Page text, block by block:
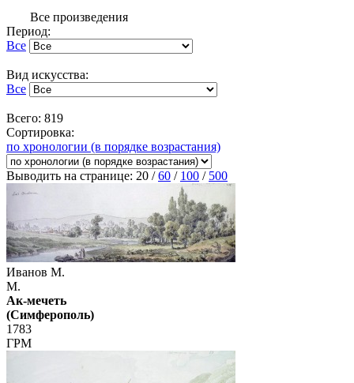
Все произведения
Период:
Все
Вид искусства:
Все
Всего: 819
Сортировка:
по хронологии (в порядке возрастания)
Выводить на странице: 20 /60 / 100 / 500
Иванов М.
М.
Ак-мечеть
(Симферополь)
1783
ГРМ